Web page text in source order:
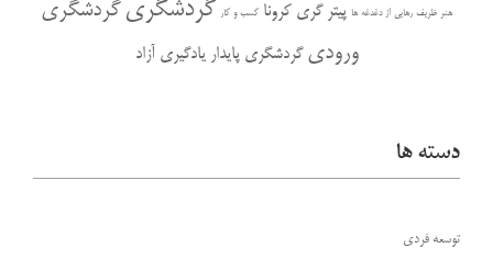
هنر ظریف رهایی از دغدغه ها پیتر گری کرونا کسب و کار گردشگری گردشگری
ورودی گردشگری پایدار یادگیری آزاد
دسته ها
توسعه فردی